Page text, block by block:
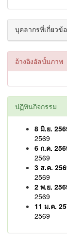
บุคลากรที่เกี่ยวข้
อ้างอิงอัลบั้มภาพ
ปฏิทินกิจกรรม
8 มิ.ย.
2569
6 ก.ค.
2569
3 ส.ค.
2569
2 พ.ย.
2569
11 ม.ค.
2569